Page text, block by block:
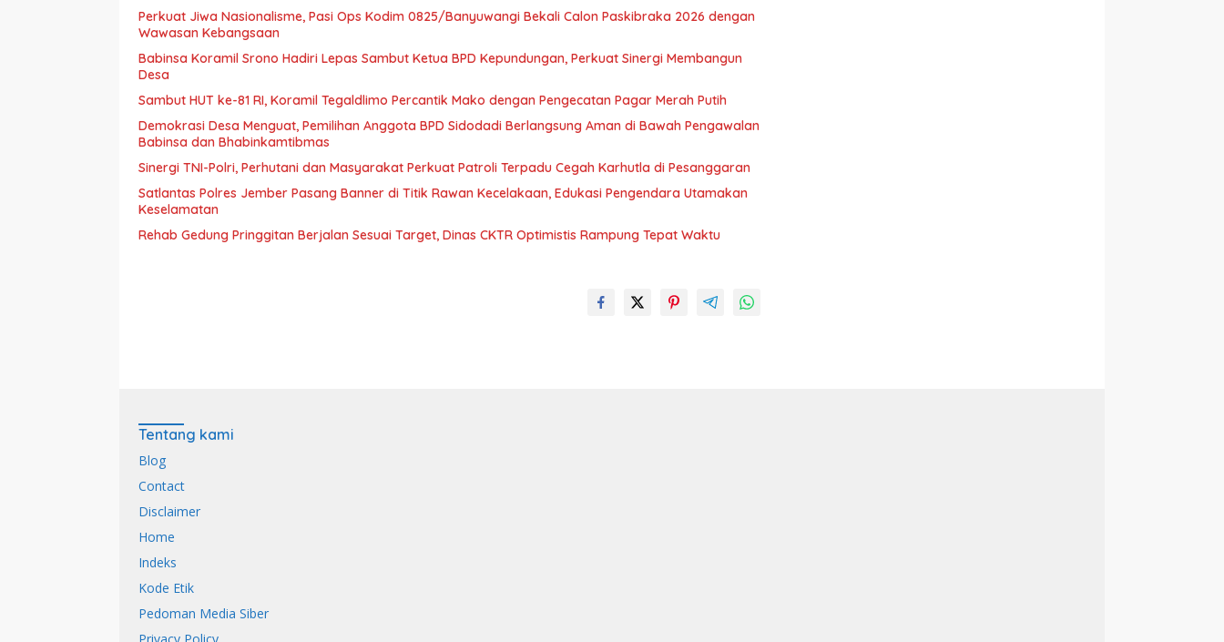
Perkuat Jiwa Nasionalisme, Pasi Ops Kodim 0825/Banyuwangi Bekali Calon Paskibraka 2026 dengan
Wawasan Kebangsaan
Babinsa Koramil Srono Hadiri Lepas Sambut Ketua BPD Kepundungan, Perkuat Sinergi Membangun
Desa
Sambut HUT ke-81 RI, Koramil Tegaldlimo Percantik Mako dengan Pengecatan Pagar Merah Putih
Demokrasi Desa Menguat, Pemilihan Anggota BPD Sidodadi Berlangsung Aman di Bawah Pengawalan
Babinsa dan Bhabinkamtibmas
Sinergi TNI-Polri, Perhutani dan Masyarakat Perkuat Patroli Terpadu Cegah Karhutla di Pesanggaran
Satlantas Polres Jember Pasang Banner di Titik Rawan Kecelakaan, Edukasi Pengendara Utamakan
Keselamatan
Rehab Gedung Pringgitan Berjalan Sesuai Target, Dinas CKTR Optimistis Rampung Tepat Waktu
Tentang kami
Blog
Contact
Disclaimer
Home
Indeks
Kode Etik
Pedoman Media Siber